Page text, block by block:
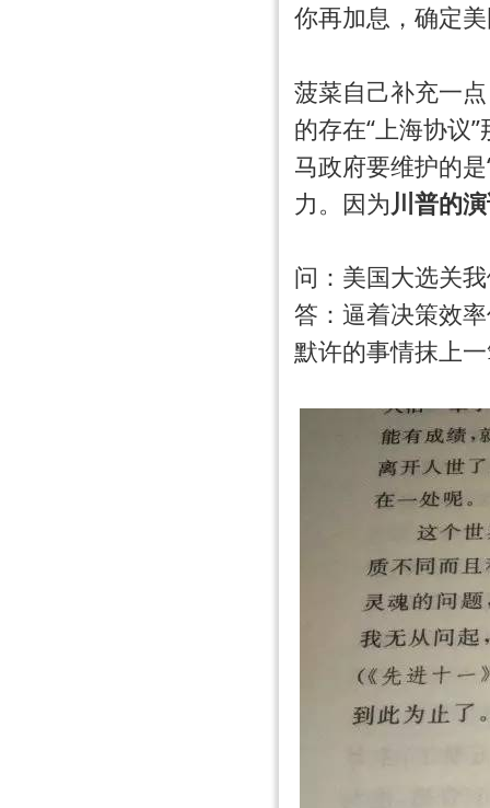
你再加息，确定
菠菜自己补充一
的存在“上海协议
马政府要维护的
力。因为川普的
问：美国大选关
答：逼着决策效
默许的事情抹上